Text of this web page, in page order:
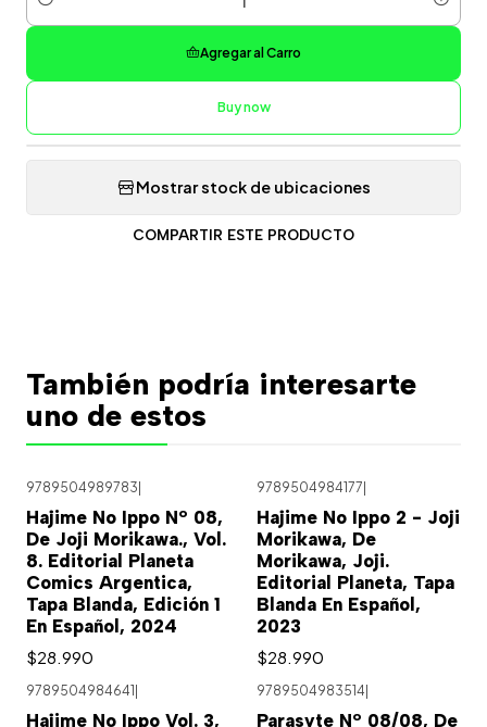
Cantidad
Agregar al Carro
Buy now
Mostrar stock de ubicaciones
COMPARTIR ESTE PRODUCTO
También podría interesarte
uno de estos
9789504989783|
Hajime No Ippo Nº 08,
De Joji Morikawa., Vol.
8. Editorial Planeta
Comics Argentica,
Tapa Blanda, Edición 1
En Español, 2024
$28.990
9789504984177|
Hajime No Ippo 2 - Joji
Morikawa, De
Morikawa, Joji.
Editorial Planeta, Tapa
Blanda En Español,
2023
$28.990
9789504984641
Hajime No Ippo Vol. 3,
9789504983514
Parasyte Nº 08/08, De